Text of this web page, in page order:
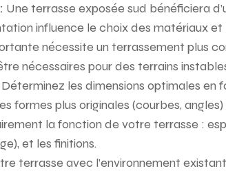
Une terrasse exposée sud bénéficiera
influence le choix des matériaux
nécessite un terrassement plus
nécessaires pour des terrains
Déterminez les dimensions optimales en
formes plus originales (courbes,
la fonction de votre terrasse :
et les finitions.
terrasse avec l’environnement